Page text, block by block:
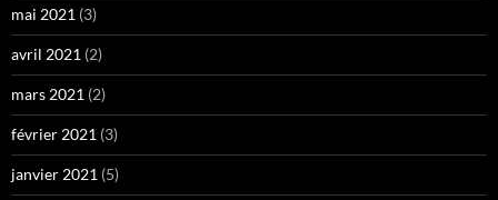
mai 2021 (3)
avril 2021 (2)
mars 2021 (2)
février 2021 (3)
janvier 2021 (5)